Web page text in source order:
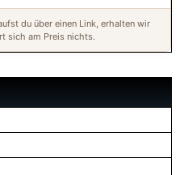
du über einen Link, erhalten wir
sich am Preis nichts.